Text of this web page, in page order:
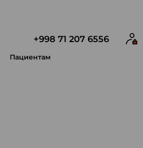
+998 71 207 6556
Пациентам